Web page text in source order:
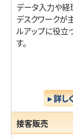
データ入力や経
デスクワークが
ルアップに役立
す。
▸ 詳し
接客販売